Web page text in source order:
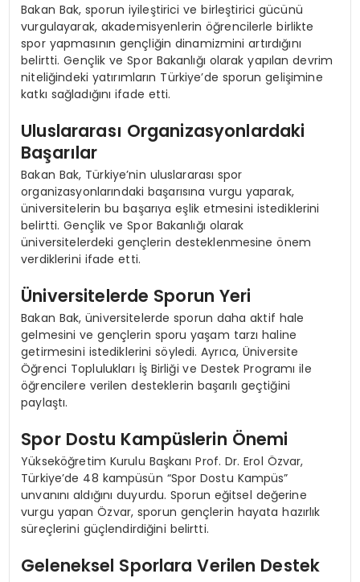
Bakan Bak, sporun iyileştirici ve birleştirici gücünü
vurgulayarak, akademisyenlerin öğrencilerle birlikte
spor yapmasının gençliğin dinamizmini artırdığını
belirtti. Gençlik ve Spor Bakanlığı olarak yapılan devrim
niteliğindeki yatırımların Türkiye’de sporun gelişimine
katkı sağladığını ifade etti.
Uluslararası Organizasyonlardaki
Başarılar
Bakan Bak, Türkiye’nin uluslararası spor
organizasyonlarındaki başarısına vurgu yaparak,
üniversitelerin bu başarıya eşlik etmesini istediklerini
belirtti. Gençlik ve Spor Bakanlığı olarak
üniversitelerdeki gençlerin desteklenmesine önem
verdiklerini ifade etti.
Üniversitelerde Sporun Yeri
Bakan Bak, üniversitelerde sporun daha aktif hale
gelmesini ve gençlerin sporu yaşam tarzı haline
getirmesini istediklerini söyledi. Ayrıca, Üniversite
Öğrenci Toplulukları İş Birliği ve Destek Programı ile
öğrencilere verilen desteklerin başarılı geçtiğini
paylaştı.
Spor Dostu Kampüslerin Önemi
Yükseköğretim Kurulu Başkanı Prof. Dr. Erol Özvar,
Türkiye’de 48 kampüsün “Spor Dostu Kampüs”
unvanını aldığını duyurdu. Sporun eğitsel değerine
vurgu yapan Özvar, sporun gençlerin hayata hazırlık
süreçlerini güçlendirdiğini belirtti.
Geleneksel Sporlara Verilen Destek